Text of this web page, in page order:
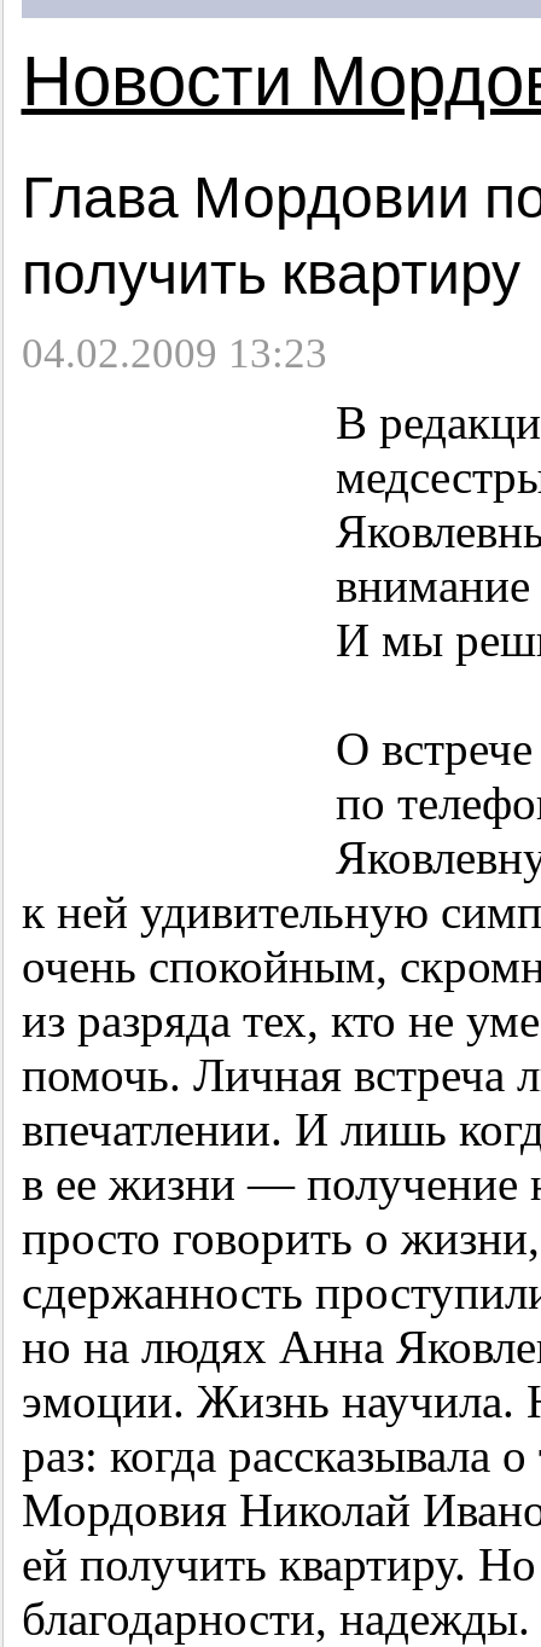
Новости
Глава Мордовии
получить квартиру
04.02.2009 13:23
В
внимание
И мы
О
по
к ней удивительную
очень спокойным,
из разряда тех, кто не
помочь. Личная встреча
впечатлении. И лишь
в ее жизни — получение
просто говорить о
сдержанность
но на людях Анна
эмоции. Жизнь научила.
раз: когда рассказывала
Мордовия Николай
ей получить квартиру.
благодарности, надежды.